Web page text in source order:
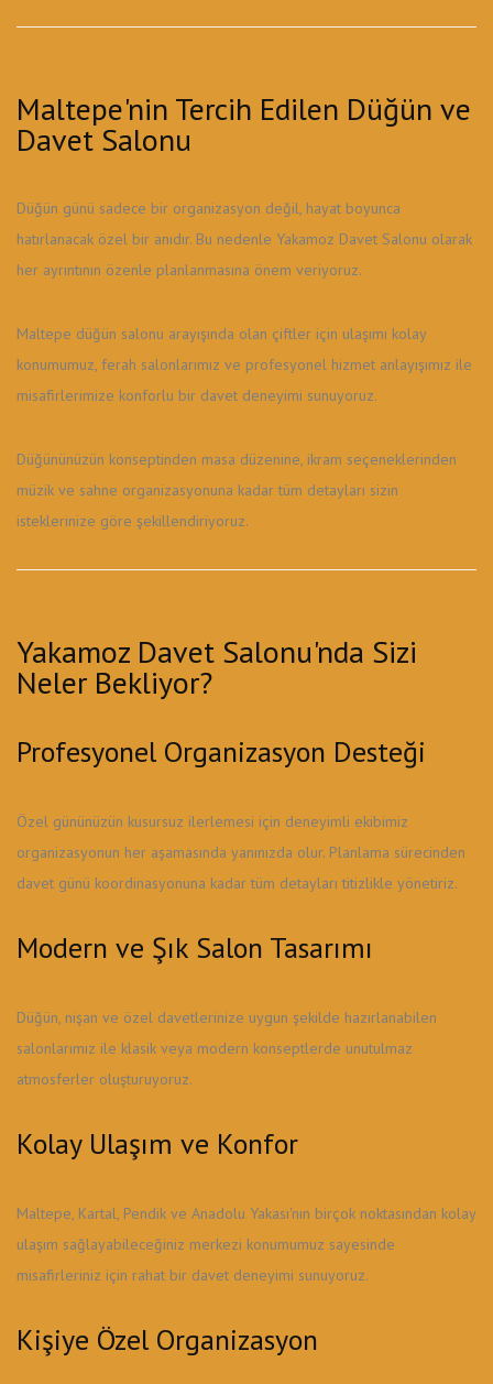
Maltepe'nin Tercih Edilen Düğün ve
Davet Salonu
Düğün günü sadece bir organizasyon değil, hayat boyunca
hatırlanacak özel bir anıdır. Bu nedenle Yakamoz Davet Salonu olarak
her ayrıntının özenle planlanmasına önem veriyoruz.
Maltepe düğün salonu arayışında olan çiftler için ulaşımı kolay
konumumuz, ferah salonlarımız ve profesyonel hizmet anlayışımız ile
misafirlerimize konforlu bir davet deneyimi sunuyoruz.
Düğününüzün konseptinden masa düzenine, ikram seçeneklerinden
müzik ve sahne organizasyonuna kadar tüm detayları sizin
isteklerinize göre şekillendiriyoruz.
Yakamoz Davet Salonu'nda Sizi
Neler Bekliyor?
Profesyonel Organizasyon Desteği
Özel gününüzün kusursuz ilerlemesi için deneyimli ekibimiz
organizasyonun her aşamasında yanınızda olur. Planlama sürecinden
davet günü koordinasyonuna kadar tüm detayları titizlikle yönetiriz.
Modern ve Şık Salon Tasarımı
Düğün, nişan ve özel davetlerinize uygun şekilde hazırlanabilen
salonlarımız ile klasik veya modern konseptlerde unutulmaz
atmosferler oluşturuyoruz.
Kolay Ulaşım ve Konfor
Maltepe, Kartal, Pendik ve Anadolu Yakası'nın birçok noktasından kolay
ulaşım sağlayabileceğiniz merkezi konumumuz sayesinde
misafirleriniz için rahat bir davet deneyimi sunuyoruz.
Kişiye Özel Organizasyon